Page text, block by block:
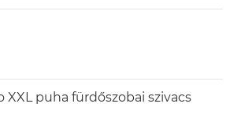
XXL puha fürdőszobai szivacs